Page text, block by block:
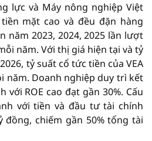
lực và Máy nông nghiệp Việt
mặt cao và đều đặn hàng
năm 2023, 2024, 2025 lần lượt
năm. Với thị giá hiện tại và tỷ
tỷ suất cổ tức tiền của VEA
năm. Doanh nghiệp duy trì kết
ROE cao đạt gần 30%. Cấu
với tiền và đầu tư tài chính
đồng, chiếm gần 50% tổng tài